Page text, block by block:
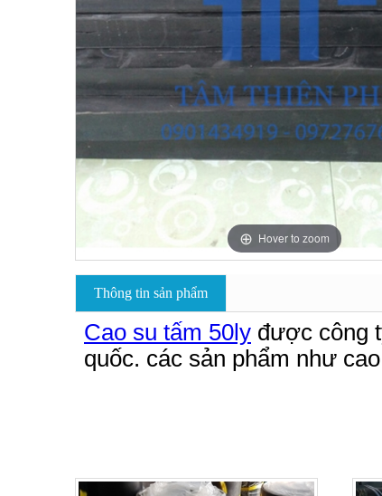
Hover to zoom
Thông tin sản phẩm
Cao su tấm 50ly được công
quốc. các sản phẩm như